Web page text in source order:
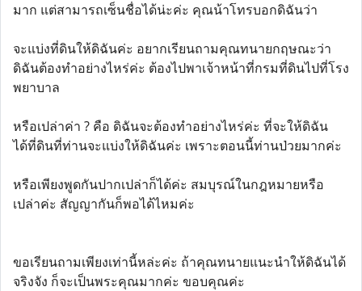
มาก แต่สามารถเซ็นชื่อได้น่ะค่ะ คุณน้าโทรบอกดิฉันว่า
จะแบ่งที่ดินให้ดิฉันค่ะ อยากเรียนถามคุณทนายกฤษณะว่า
ดิฉันต้องทำอย่างไหร่ค่ะ ต้องไปพาเจ้าหน้าที่กรมที่ดินไปที่โรง
พยาบาล
หรือเปล่าค่า ? คือ ดิฉันจะต้องทำอย่างไหร่ค่ะ ที่จะให้ดิฉัน
ได้ที่ดินที่ท่านจะแบ่งให้ดิฉันค่ะ เพราะตอนนี้ท่านป่วยมากค่ะ
หรือเพียงพูดกันปากเปล่าก็ได้ค่ะ สมบุรณ์ในกฎหมายหรือ
เปล่าค่ะ สัญญากันก็พอได้ไหมค่ะ
ขอเรียนถามเพียงเท่านี้หล่ะค่ะ ถ้าคุณทนายแนะนำให้ดิฉันได้
จริงจัง ก็จะเป็นพระคุณมากค่ะ ขอบคุณค่ะ